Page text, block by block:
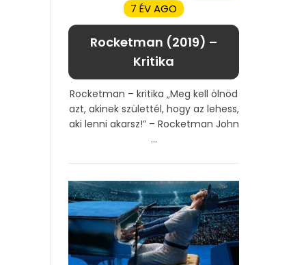
7 ÉV AGO
Rocketman (2019) –
Kritika
Rocketman – kritika „Meg kell ölnöd
azt, akinek születtél, hogy az lehess,
aki lenni akarsz!” – Rocketman John
...